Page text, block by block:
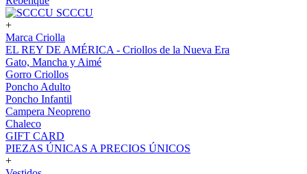
SCCCU
+
Marca Criolla
EL REY DE AMÉRICA - Criollos de la Nueva Era
Gato, Mancha y Aimé
Gorro Criollos
Poncho Adulto
Poncho Infantil
Campera Neopreno
Chaleco
GIFT CARD
PIEZAS ÚNICAS A PRECIOS ÚNICOS
+